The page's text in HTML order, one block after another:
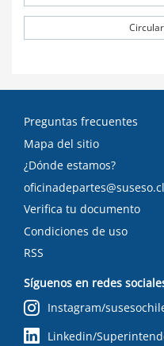
Preguntas frecuentes
Mapa del sitio
¿Dónde estamos?
oficinadepartes@suseso.cl
Verifica tu documento
Condiciones de uso
RSS
Síguenos en redes
Instagram/
Linkedin/